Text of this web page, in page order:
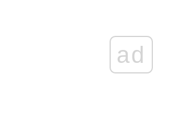
ad